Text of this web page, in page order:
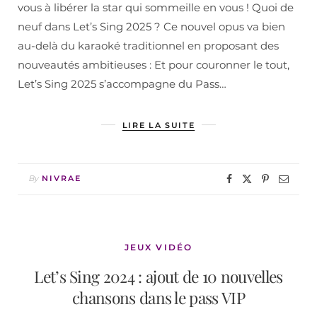
vous à libérer la star qui sommeille en vous ! Quoi de
neuf dans Let’s Sing 2025 ? Ce nouvel opus va bien
au-delà du karaoké traditionnel en proposant des
nouveautés ambitieuses : Et pour couronner le tout,
Let’s Sing 2025 s’accompagne du Pass…
LIRE LA SUITE
By NIVRAE
JEUX VIDÉO
Let’s Sing 2024 : ajout de 10 nouvelles
chansons dans le pass VIP